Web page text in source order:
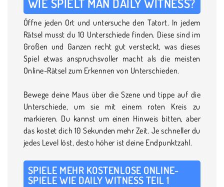
Öffne jeden Ort und untersuche den Tatort. In jedem
Rätsel musst du 10 Unterschiede finden. Diese sind im
Großen und Ganzen recht gut versteckt, was dieses
Spiel etwas anspruchsvoller macht als die meisten
Online-Rätsel zum Erkennen von Unterschieden.
Bewege deine Maus über die Szene und tippe auf die
Unterschiede, um sie mit einem roten Kreis zu
markieren. Du kannst um einen Hinweis bitten, aber
das kostet dich 10 Sekunden mehr Zeit. Je schneller du
jedes Level löst, desto höher ist deine Endpunktzahl.
SPIELE MEHR KOSTENLOSE ONLINE-
SPIELE WIE DAILY WITNESS TEIL 1